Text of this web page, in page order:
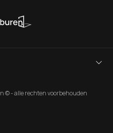
© - alle rechten voorbehouden